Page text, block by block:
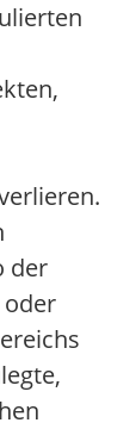
der
oder